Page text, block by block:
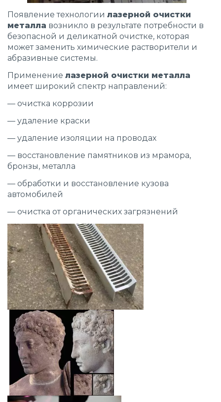
Появление технологии лазерной очистки
металла возникло в результате потребности в
безопасной и деликатной очистке, которая
может заменить химические растворители и
абразивные системы.
Применение лазерной очистки металла
имеет широкий спектр направлений:
— очистка коррозии
— удаление краски
— удаление изоляции на проводах
— восстановление памятников из мрамора,
бронзы, металла
— обработки и восстановление кузова
автомобилей
— очистка от органических загрязнений